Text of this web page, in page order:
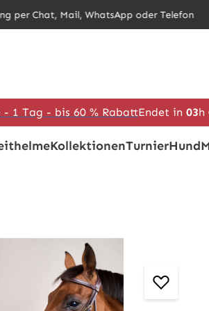
per Chat, Mail, WhatsApp oder Telefon
1 Tag - bis 60 % RabattEndet in 03h
KollektionenTurnierHund